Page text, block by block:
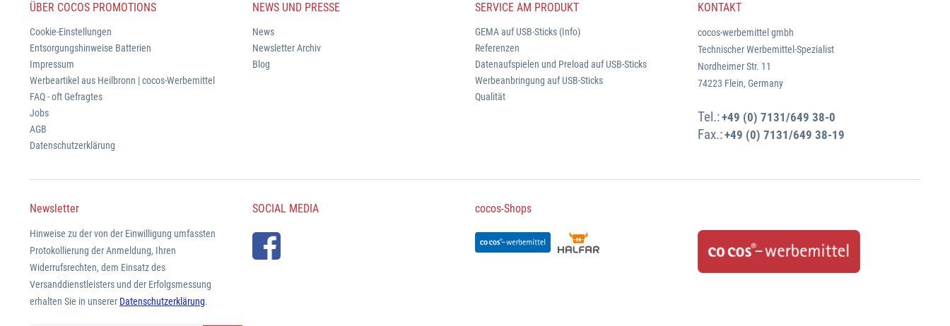
ÜBER COCOS PROMOTIONS
Cookie-Einstellungen
Entsorgungshinweise Batterien
Impressum
Werbeartikel aus Heilbronn | cocos-Werbemittel
FAQ - oft Gefragtes
Jobs
AGB
Datenschutzerklärung
NEWS UND PRESSE
News
Newsletter Archiv
Blog
SERVICE AM PRODUKT
GEMA auf USB-Sticks (Info)
Referenzen
Datenaufspielen und Preload auf USB-Sticks
Werbeanbringung auf USB-Sticks
Qualität
KONTAKT
cocos-werbemittel gmbh
Technischer Werbemittel-Spezialist
Nordheimer Str. 11
74223 Flein, Germany
Tel.:+49 (0) 7131/649 38-0
Fax.:+49 (0) 7131/649 38-19
Newsletter
Hinweise zu der von der Einwilligung umfassten
Protokollierung der Anmeldung, Ihren
Widerrufsrechten, dem Einsatz des
Versanddienstleisters und der Erfolgsmessung
erhalten Sie in unserer Datenschutzerklärung.
SOCIAL MEDIA cocos-Shops